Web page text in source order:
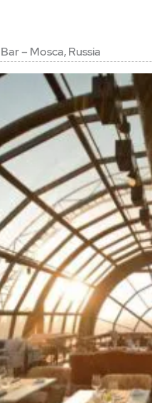
– Mosca, Russia